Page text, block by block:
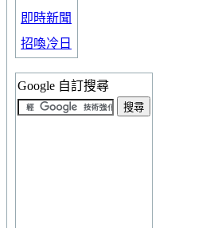
即時新聞
招喚冷日
Google 自訂搜尋